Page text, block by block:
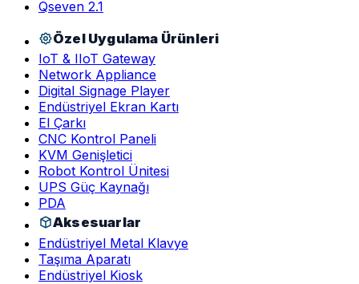
Qseven 2.1
Özel Uygulama Ürünleri
IoT & IIoT Gateway
Network Appliance
Digital Signage Player
Endüstriyel Ekran Kartı
El Çarkı
CNC Kontrol Paneli
KVM Genişletici
Robot Kontrol Ünitesi
UPS Güç Kaynağı
PDA
Aksesuarlar
Endüstriyel Metal Klavye
Taşıma Aparatı
Endüstriyel Kiosk